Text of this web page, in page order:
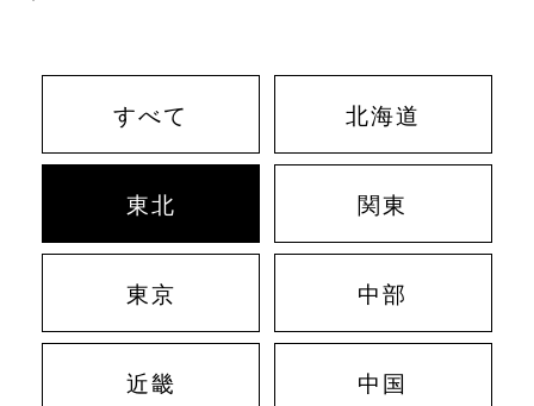
すべて 北海道
東北 関東
東京 中部
近畿 中国